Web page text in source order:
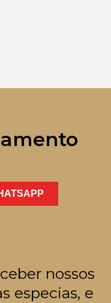
nossos
especias, e